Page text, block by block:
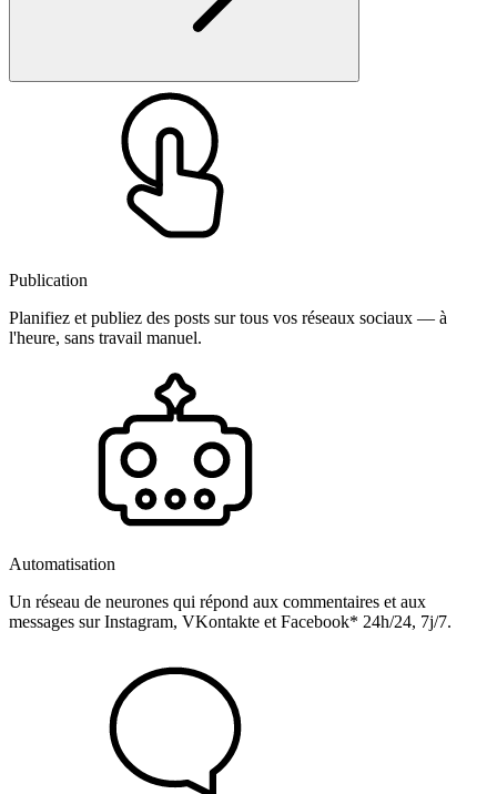
Publication
Planifiez et publiez des posts sur tous vos réseaux sociaux — à
l'heure, sans travail manuel.
Automatisation
Un réseau de neurones qui répond aux commentaires et aux
messages sur Instagram, VKontakte et Facebook* 24h/24, 7j/7.